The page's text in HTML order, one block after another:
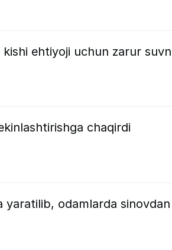
ehtiyoji uchun zarur
chaqirdi
yaratilib, odamlarda sinovdan